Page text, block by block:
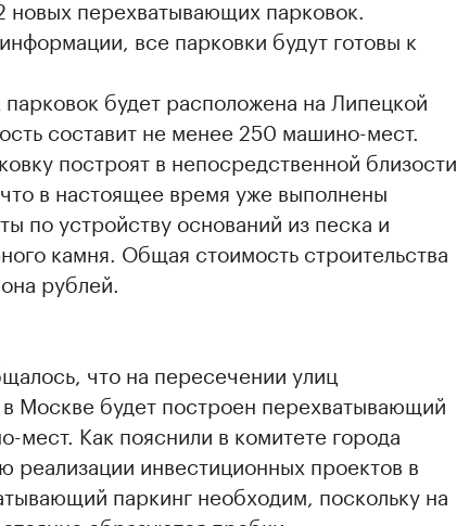
новых перехватывающих парковок.
все парковки будут готовы к
будет расположена на Липецкой
составит не менее 250 машино-мест.
построят в непосредственной близости
в настоящее время уже выполнены
по устройству оснований из песка и
камня. Общая стоимость строительства
рублей.
что на пересечении улиц
Москве будет построен перехватывающий
мест. Как пояснили в комитете города
инвестиционных проектов в
паркинг необходим, поскольку на